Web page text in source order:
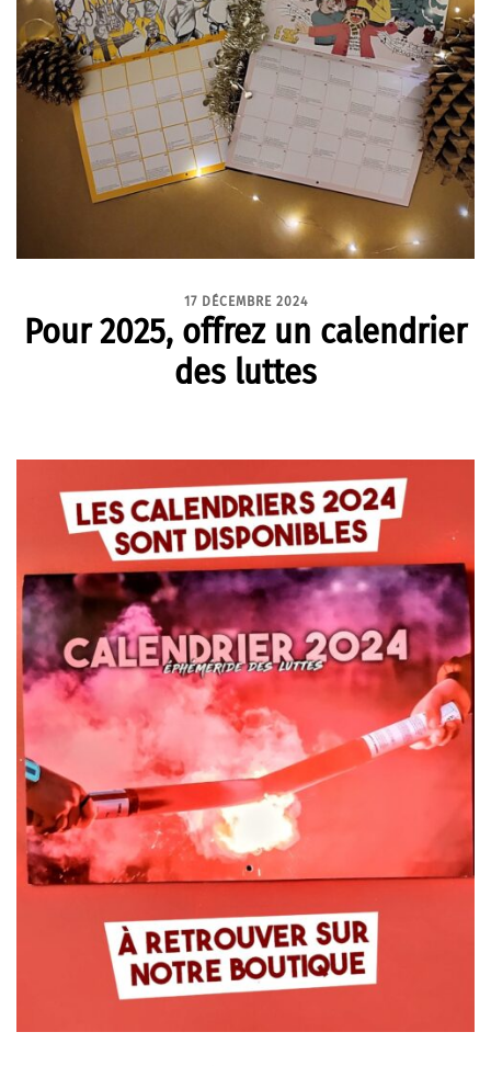
17 DÉCEMBRE 2024
Pour 2025, offrez un calendrier
des luttes